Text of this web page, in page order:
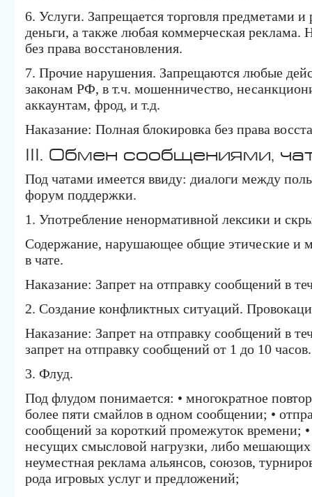
6. Услуги. Запрещается торговля предметами и
деньги, а также любая коммерческая реклама.
без права восстановления.
7. Прочие нарушения. Запрещаются любые
законам РФ, в т.ч. мошенничество,
аккаунтам, фрод, и т.д.
Наказание: Полная блокировка без права
III. Обмен сообщениями,
Под чатами имеется ввиду: диалоги между
форум поддержки.
1. Употребление ненормативной лексики и
Содержание, нарушающее общие этические и
в чате.
Наказание: Запрет на отправку сообщений в
2. Создание конфликтных ситуаций.
Наказание: Запрет на отправку сообщений в
запрет на отправку сообщений от 1 до 10 часов.
3. Флуд.
Под флудом понимается: • многократное
более пяти смайлов в одном сообщении; •
сообщений за короткий промежуток времени;
несущих смысловой нагрузки, либо
неуместная реклама альянсов, союзов,
рода игровых услуг и предложений;